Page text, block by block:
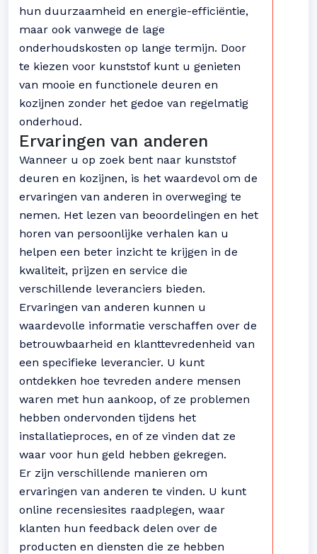
hun duurzaamheid en energie-efficiëntie,
maar ook vanwege de lage
onderhoudskosten op lange termijn. Door
te kiezen voor kunststof kunt u genieten
van mooie en functionele deuren en
kozijnen zonder het gedoe van regelmatig
onderhoud.
Ervaringen van anderen
Wanneer u op zoek bent naar kunststof
deuren en kozijnen, is het waardevol om de
ervaringen van anderen in overweging te
nemen. Het lezen van beoordelingen en het
horen van persoonlijke verhalen kan u
helpen een beter inzicht te krijgen in de
kwaliteit, prijzen en service die
verschillende leveranciers bieden.
Ervaringen van anderen kunnen u
waardevolle informatie verschaffen over de
betrouwbaarheid en klanttevredenheid van
een specifieke leverancier. U kunt
ontdekken hoe tevreden andere mensen
waren met hun aankoop, of ze problemen
hebben ondervonden tijdens het
installatieproces, en of ze vinden dat ze
waar voor hun geld hebben gekregen.
Er zijn verschillende manieren om
ervaringen van anderen te vinden. U kunt
online recensiesites raadplegen, waar
klanten hun feedback delen over de
producten en diensten die ze hebben